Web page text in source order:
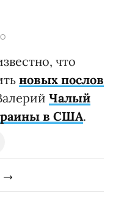
что
новых послов
Чалый
в США.